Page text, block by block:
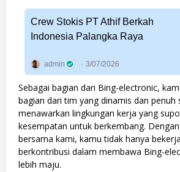
Crew Stokis PT Athif Berkah
Indonesia Palangka Raya
admin 3/07/2026
Sebagai bagian dari Bing-electronic,
bagian dari tim yang dinamis dan penuh
menawarkan lingkungan kerja yang
kesempatan untuk berkembang.
bersama kami, kamu tidak hanya
berkontribusi dalam membawa Bing-
lebih maju.